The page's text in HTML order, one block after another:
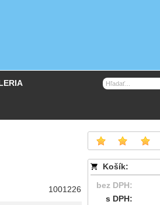
Košík:
bez DPH:
s DPH:
1001226